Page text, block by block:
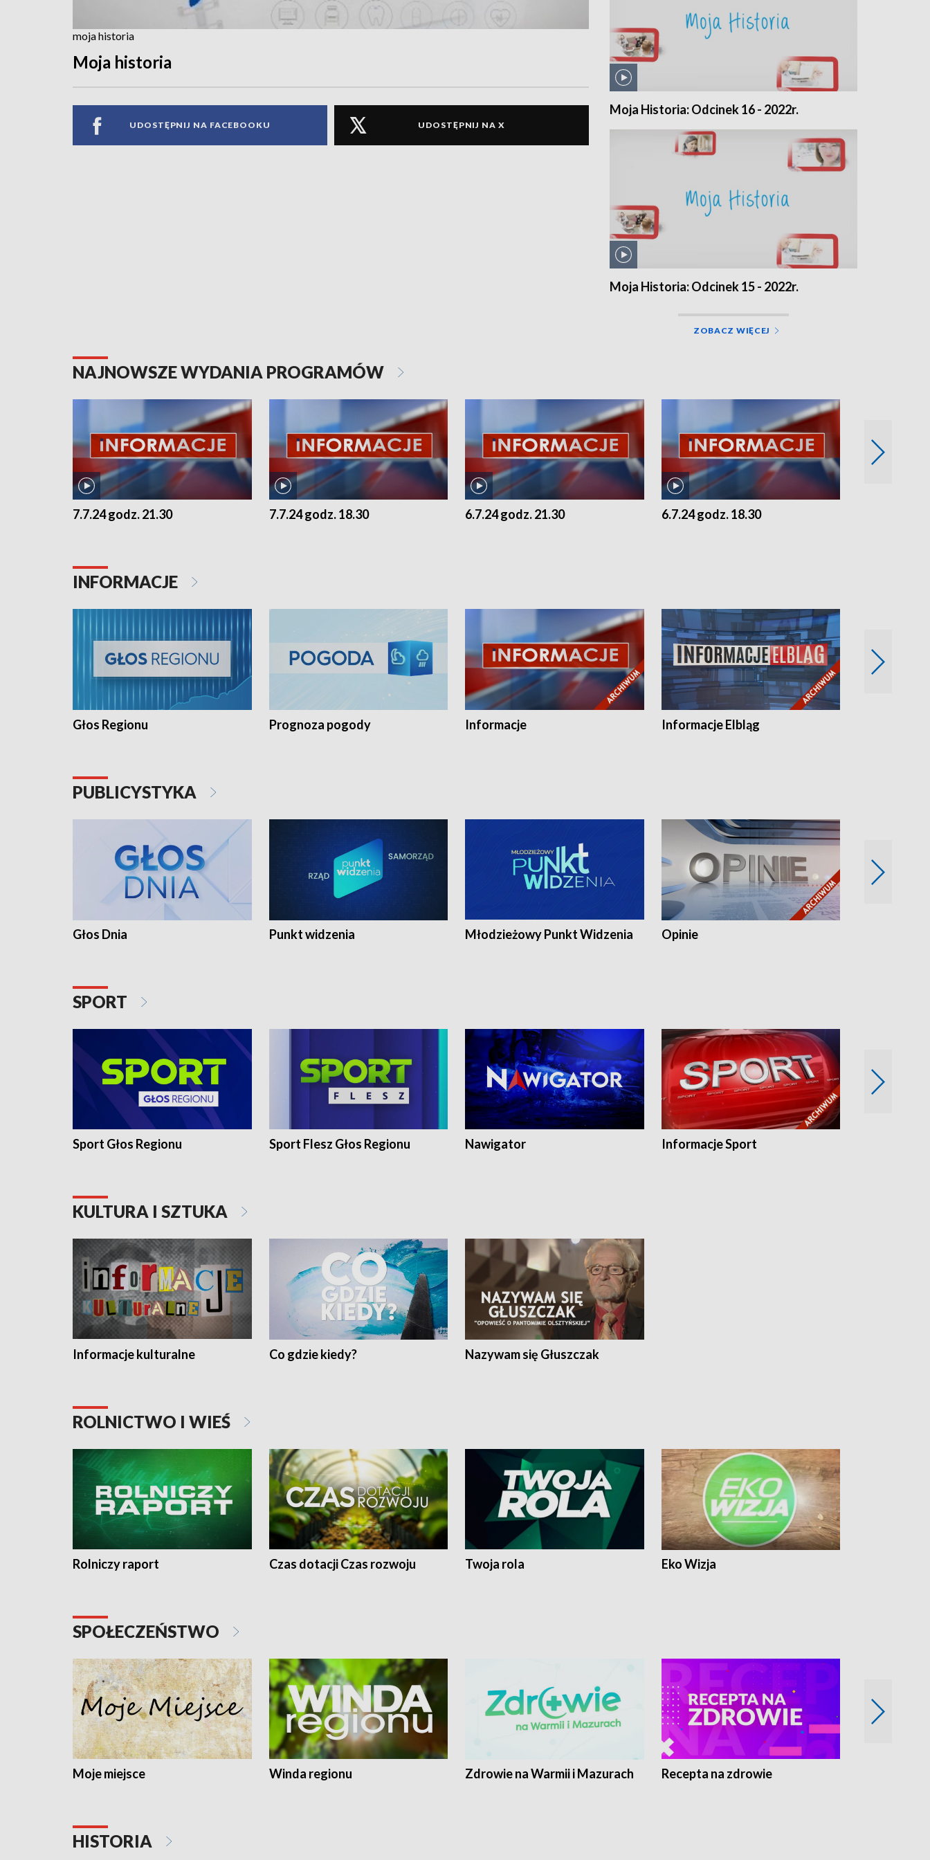
moja historia
Moja historia
UDOSTĘPNIJ NA FACEBOOKU UDOSTĘPNIJ NA X
Moja Historia: Odcinek 16 - 2022r.
Moja Historia: Odcinek 15 - 2022r.
ZOBACZ WIĘCEJ
NAJNOWSZE WYDANIA PROGRAMÓW
7.7.24 godz. 21.30 7.7.24 godz. 18.30 6.7.24 godz. 21.30 6.7.24 godz. 18.30
INFORMACJE
Głos Regionu Prognoza pogody Informacje Informacje Elbląg
PUBLICYSTYKA
Głos Dnia Punkt widzenia Młodzieżowy Punkt Widzenia Opinie
SPORT
Sport Głos Regionu Sport Flesz Głos Regionu Nawigator Informacje Sport
KULTURA I SZTUKA
Informacje kulturalne Co gdzie kiedy? Nazywam się Głuszczak
ROLNICTWO I WIEŚ
Rolniczy raport Czas dotacji Czas rozwoju Twoja rola Eko Wizja
SPOŁECZEŃSTWO
Moje miejsce Winda regionu Zdrowie na Warmii i Mazurach Recepta na zdrowie
HISTORIA